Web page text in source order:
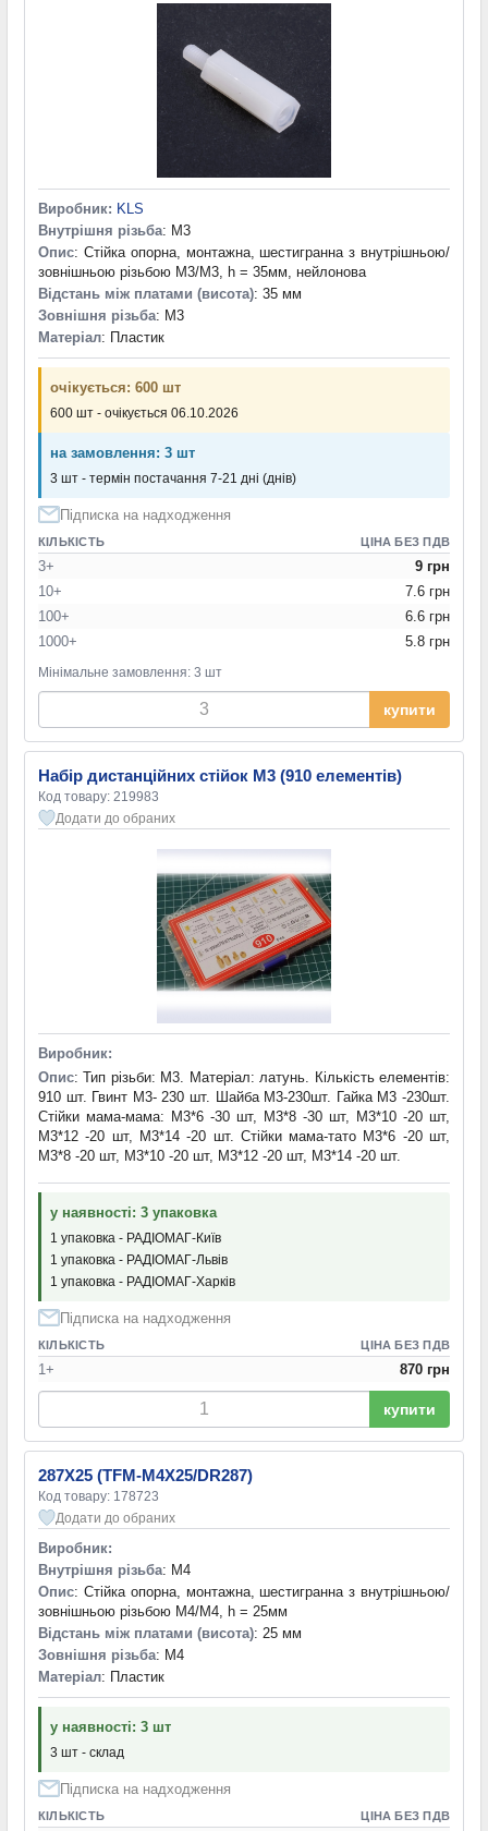
17 мм
18 мм (12)
19 мм(1)
20 мм(19)
22 мм(7)
24,4 мм (1)
25 мм(16)
27 мм(2)
28 мм (1)
30 мм(9)
35 мм(6)
40 мм(1)
45 мм(5)
60 мм(1)
Виробник: KLS
Внутрішня різьба: M3
Опис: Стійка опорна, монтажна, шестигранна з внутрішньою/
зовнішньою різьбою M3/M3, h = 35мм, нейлонова
Відстань між платами (висота): 35 мм
Зовнішня різьба: M3
Матеріал: Пластик
очікується: 600 шт
600 шт - очікується 06.10.2026
на замовлення: 3 шт
3 шт - термін постачання 7-21 дні (днів)
Підписка на надходження
КІЛЬКІСТЬ ЦІНА БЕЗ ПДВ
3+
9 грн
10+
7.6 грн
100+
6.6 грн
1000+
5.8 грн
Мінімальне замовлення: 3 шт
купити
Набір дистанційних стійок М3 (910 елементів)
Код товару: 219983
Додати до обраних
Виробник:
Опис: Тип різьби: М3. Матеріал: латунь. Кількість елементів:
910 шт. Гвинт М3- 230 шт. Шайба М3-230шт. Гайка М3 -230шт.
Стійки мама-мама: М3*6 -30 шт, М3*8 -30 шт, М3*10 -20 шт,
М3*12 -20 шт, М3*14 -20 шт. Стійки мама-тато М3*6 -20 шт,
М3*8 -20 шт, М3*10 -20 шт, М3*12 -20 шт, М3*14 -20 шт.
у наявності: 3 упаковка
1 упаковка - РАДІОМАГ-Київ
1 упаковка - РАДІОМАГ-Львів
1 упаковка - РАДІОМАГ-Харків
Підписка на надходження
КІЛЬКІСТЬ ЦІНА БЕЗ ПДВ
1+ 870 грн
купити
287X25 (TFM-M4X25/DR287)
Код товару: 178723
Додати до обраних
Виробник:
Внутрішня різьба: M4
Опис: Стійка опорна, монтажна, шестигранна з внутрішньою/
зовнішньою різьбою M4/M4, h = 25мм
Відстань між платами (висота): 25 мм
Зовнішня різьба: M4
Матеріал: Пластик
у наявності: 3 шт
3 шт - склад
Підписка на надходження
КІЛЬКІСТЬ ЦІНА БЕЗ ПДВ